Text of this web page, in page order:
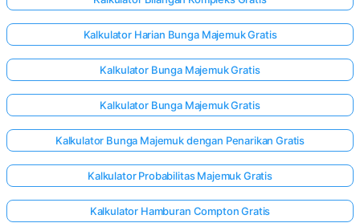
Kalkulator Harian Bunga Majemuk Gratis
Kalkulator Bunga Majemuk Gratis
Kalkulator Bunga Majemuk Gratis
Kalkulator Bunga Majemuk dengan Penarikan Gratis
Kalkulator Probabilitas Majemuk Gratis
Kalkulator Hamburan Compton Gratis